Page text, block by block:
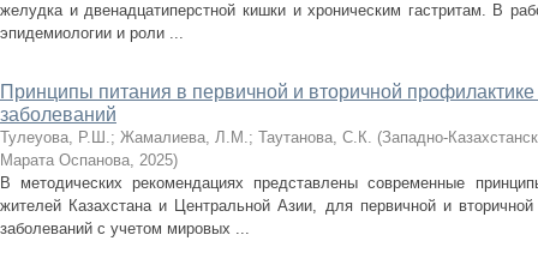
желудка и двенадцатиперстной кишки и хроническим гастритам. В
эпидемиологии и роли ...
Принципы питания в первичной и вторичной профилактике
заболеваний
Тулеуова, Р.Ш.; Жамалиева, Л.М.; Таутанова, С.К. (Западно-
Марата Оспанова, 2025)
В методических рекомендациях представлены современные
жителей Казахстана и Центральной Азии, для первичной и
заболеваний с учетом мировых ...